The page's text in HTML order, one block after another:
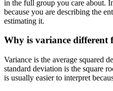
in the full group you care about.
because you are describing the
estimating it.
Why is variance different
Variance is the average squared
standard deviation is the square
is usually easier to interpret